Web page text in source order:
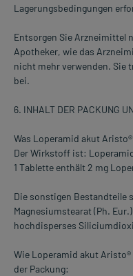
Lagerungsbedingungen
Entsorgen Sie Arzneimittel
Apotheker, wie das
nicht mehr verwenden. Sie
bei.
6. INHALT DER PACKUNG
Was Loperamid akut
Der Wirkstoff ist:
1 Tablette enthält 2 mg
Die sonstigen Bestandteile
Magnesiumstearat (Ph.
hochdisperses
Wie Loperamid akut
der Packung: